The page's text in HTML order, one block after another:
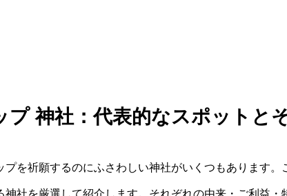
プ 神社：代表的なスポットと
プを祈願するのにふさわしい神社がいくつもあります。